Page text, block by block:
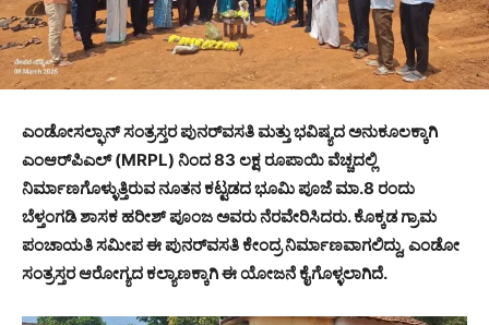
ಎಂಡೋಸಲ್ಫಾನ್ ಸಂತ್ರಸ್ತರ ಪುನರ್‌ವಸತಿ ಮತ್ತು ಭವಿಷ್ಯದ ಅನುಕೂಲಕ್ಕಾಗಿ
ಎಂಆರ್‌ಪಿಎಲ್ (MRPL) ನಿಂದ 83 ಲಕ್ಷ ರೂಪಾಯಿ ವೆಚ್ಚದಲ್ಲಿ
ನಿರ್ಮಾಣಗೊಳ್ಳುತ್ತಿರುವ ನೂತನ ಕಟ್ಟಡದ ಭೂಮಿ ಪೂಜೆ ಮಾ.8 ರಂದು
ಬೆಳ್ತಂಗಡಿ ಶಾಸಕ ಹರೀಶ್ ಪೂಂಜ ಅವರು ನೆರವೇರಿಸಿದರು. ಕೊಕ್ಕಡ ಗ್ರಾಮ
ಪಂಚಾಯತಿ ಸಮೀಪ ಈ ಪುನರ್‌ವಸತಿ ಕೇಂದ್ರ ನಿರ್ಮಾಣವಾಗಲಿದ್ದು, ಎಂಡೋ
ಸಂತ್ರಸ್ತರ ಆರೋಗ್ಯದ ಕಲ್ಯಾಣಕ್ಕಾಗಿ ಈ ಯೋಜನೆ ಕೈಗೊಳ್ಳಲಾಗಿದೆ.